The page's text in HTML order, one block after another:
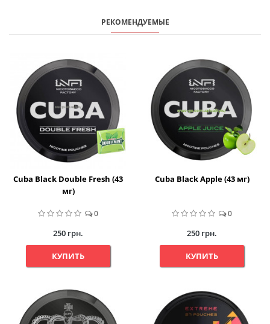
РЕКОМЕНДУЕМЫЕ
Cuba Black Double Fresh (43
мг)
0
250 грн.
КУПИТЬ
Cuba Black Apple (43 мг)
0
250 грн.
КУПИТЬ